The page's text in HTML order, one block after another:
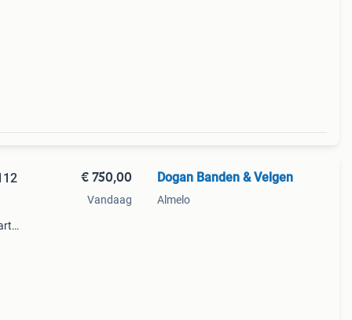
€ 750,00
Vandaag
Dogan Banden & Velgen
Almelo